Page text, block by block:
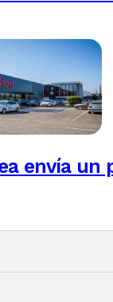
envía un